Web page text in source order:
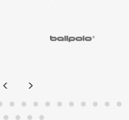
< >